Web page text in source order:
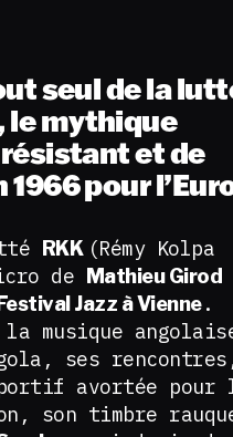
seul de la
le mythique
et de
pour
RKK (Rémy Kolpa
de Mathieu Girod
Festival Jazz à Vienne.
musique
ses
avortée pour
son timbre